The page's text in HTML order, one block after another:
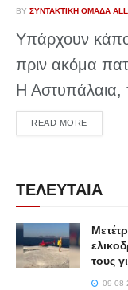
BY ΣΥΝΤΑΚΤΙΚΉ ΟΜΆΔΑ
Υπάρχουν
πριν ακόμα
Η Αστυπάλαια,
READ MOREDETAILS
ΤΕΛΕΥΤΑΙΑ
τους
09-